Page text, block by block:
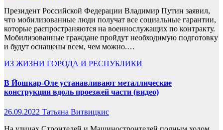
Президент Российской Федерации Владимир Путин заявил,
что мобилизованные люди получат все социальные гарантии,
которые распространяются на военнослужащих по контракту.
Мобилизованные граждане пройдут необходимую подготовку
и будут оснащены всем, чем можно.…
ИЗ ЖИЗНИ ГОРОДА И РЕСПУБЛИКИ
В Йошкар-Оле устанавливают металлические
конструкции вдоль проезжей части (видео)
26.09.2022 Татьяна Витвицкис